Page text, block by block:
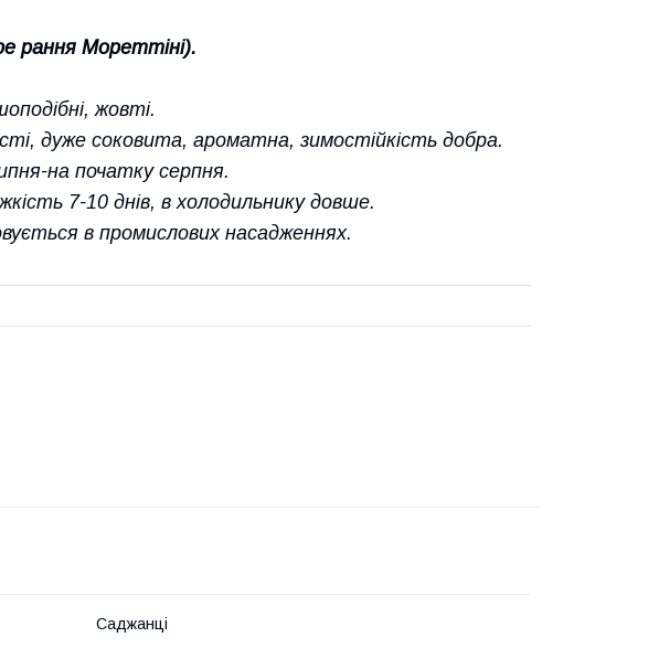
рання Мореттіні).
жовті.
дуже соковита, ароматна, зимостійкість добра.
на початку серпня.
7-10 днів, в холодильнику довше.
в промислових насадженнях.
Саджанці